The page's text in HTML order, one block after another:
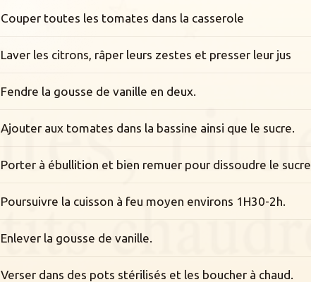
Couper toutes les tomates dans la casserole
Laver les citrons, râper leurs zestes et presser leur jus
Fendre la gousse de vanille en deux.
Ajouter aux tomates dans la bassine ainsi que le sucre.
Porter à ébullition et bien remuer pour dissoudre le sucre.
Poursuivre la cuisson à feu moyen environs 1H30-2h.
Enlever la gousse de vanille.
Verser dans des pots stérilisés et les boucher à chaud.